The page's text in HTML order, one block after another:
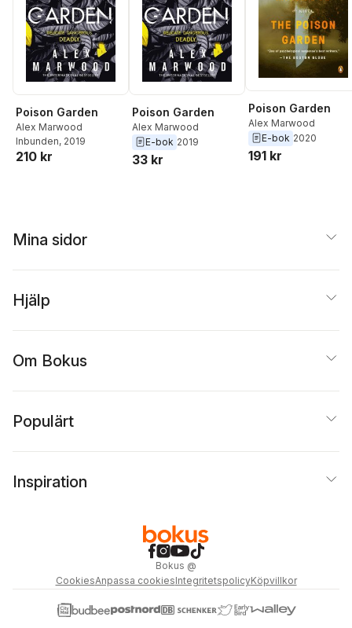
Poison Garden
Alex Marwood
Inbunden, 2019
210 kr
Poison Garden
Alex Marwood
E-bok 2019
33 kr
Poison Garden
Alex Marwood
E-bok 2020
191 kr
Mina sidor
Hjälp
Om Bokus
Populärt
Inspiration
Bokus @
CookiesAnpassa cookiesIntegritetspolicyKöpvillkor